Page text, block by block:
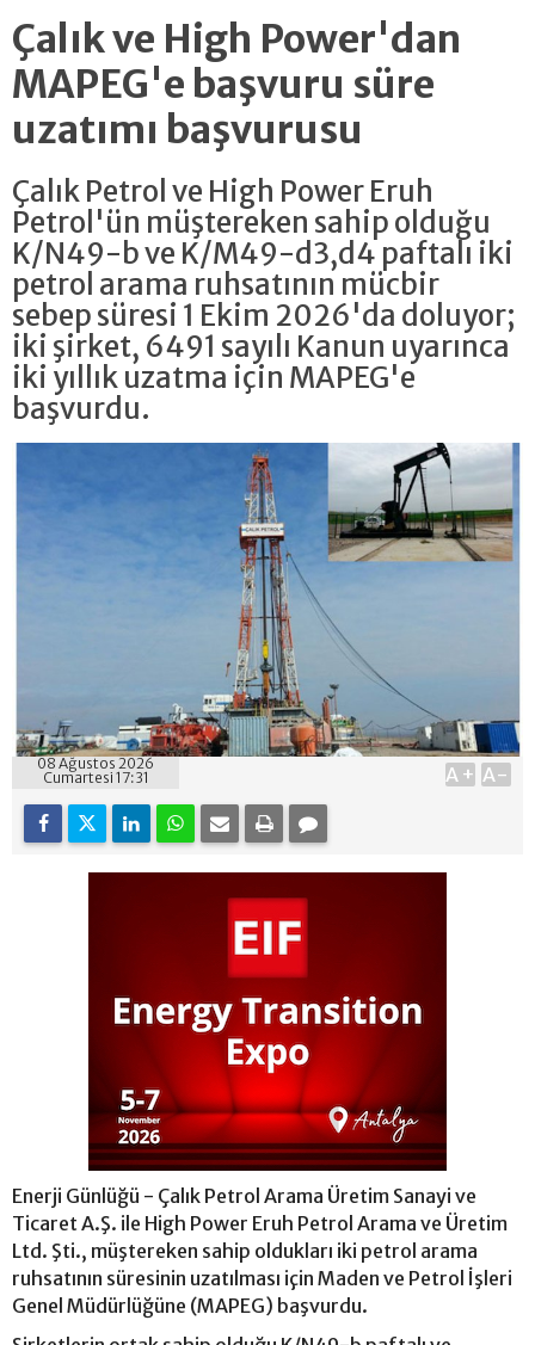
Çalık ve High Power'dan
MAPEG'e başvuru süre
uzatımı başvurusu
Çalık Petrol ve High Power Eruh
Petrol'ün müştereken sahip olduğu
K/N49-b ve K/M49-d3,d4 paftalı iki
petrol arama ruhsatının mücbir
sebep süresi 1 Ekim 2026'da doluyor;
iki şirket, 6491 sayılı Kanun uyarınca
iki yıllık uzatma için MAPEG'e
başvurdu.
08 Ağustos 2026
Cumartesi 17:31
A+ A-
Enerji Günlüğü - Çalık Petrol Arama Üretim Sanayi ve
Ticaret A.Ş. ile High Power Eruh Petrol Arama ve Üretim
Ltd. Şti., müştereken sahip oldukları iki petrol arama
ruhsatının süresinin uzatılması için Maden ve Petrol İşleri
Genel Müdürlüğüne (MAPEG) başvurdu.